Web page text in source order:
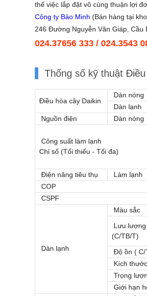
thế việc lắp đặt vô cùng thuận lợi
Công ty Bảo Minh (Bán hàng tại
246 Đường Nguyễn Văn Giáp, Cầu
024.37656 333/ 024.3543
Thống số kỹ thuật
Điều hòa cây Daikin
Dàn nóng
Dàn lạnh
Nguồn điện
Dàn nóng
Công suất làm lạnh
Chỉ số (Tối thiểu - Tối đa)
Điện năng tiêu thụ
Làm lạnh
COP
CSPF
Dàn lạnh
Màu sắc
Lưu lượng
(C/TB/T)
Độ ồn ( C/
Kích
Trọng
Giới hạn